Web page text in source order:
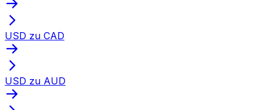
USD zu CAD
USD zu AUD